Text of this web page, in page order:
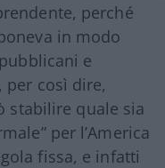
perché
in modo
e
per così dire,
stabilire quale sia
per l’America
fissa, e infatti